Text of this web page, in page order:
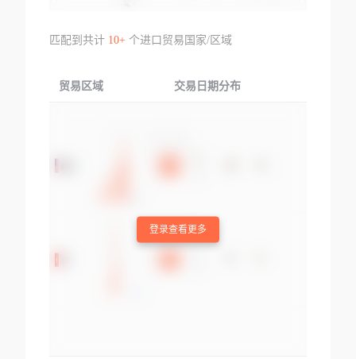
匹配到共计 10+个进口贸易国家/区域
贸易区域 交易日期分布
登录查看更多